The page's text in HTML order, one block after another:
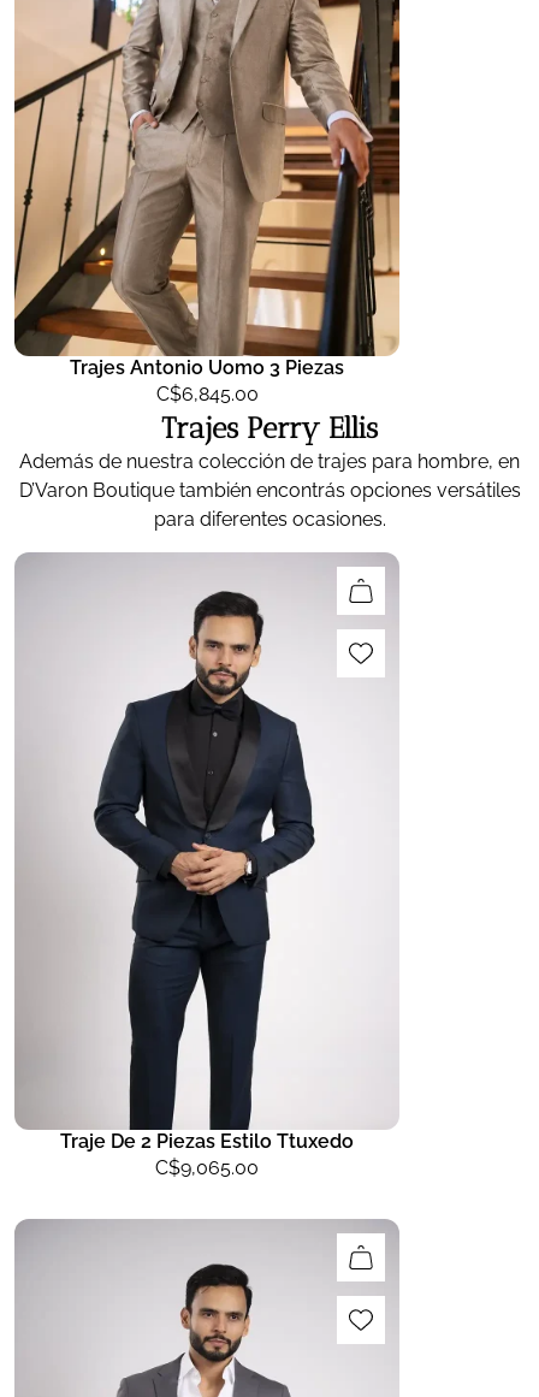
Trajes Antonio Uomo 3 Piezas
C$6,845.00
Trajes Perry Ellis
Además de nuestra colección de trajes para hombre, en
D’Varon Boutique también encontrás opciones versátiles
para diferentes ocasiones.
Traje De 2 Piezas Estilo Ttuxedo
C$9,065.00